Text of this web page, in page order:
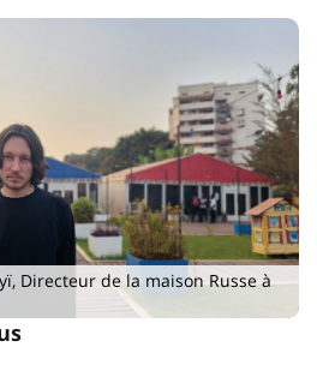
Directeur de la maison Russe à